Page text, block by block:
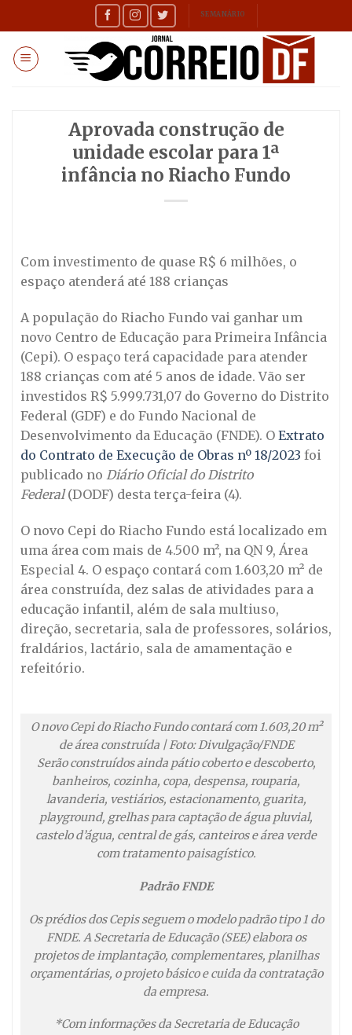
to
content
SEMANÁRIO
Aprovada construção de
unidade escolar para 1ª
infância no Riacho Fundo
Com investimento de quase R$ 6 milhões, o
espaço atenderá até 188 crianças
A população do Riacho Fundo vai ganhar um
novo Centro de Educação para Primeira Infância
(Cepi). O espaço terá capacidade para atender
188 crianças com até 5 anos de idade. Vão ser
investidos R$ 5.999.731,07 do Governo do Distrito
Federal (GDF) e do Fundo Nacional de
Desenvolvimento da Educação (FNDE). O Extrato
do Contrato de Execução de Obras nº 18/2023 foi
publicado no Diário Oficial do Distrito
Federal(DODF) desta terça-feira (4).
O novo Cepi do Riacho Fundo está localizado em
uma área com mais de 4.500 m², na QN 9, Área
Especial 4. O espaço contará com 1.603,20 m² de
área construída, dez salas de atividades para a
educação infantil, além de sala multiuso,
direção, secretaria, sala de professores, solários,
fraldários, lactário, sala de amamentação e
refeitório.
O novo Cepi do Riacho Fundo contará com 1.603,20 m²
de área construída | Foto: Divulgação/FNDE
Serão construídos ainda pátio coberto e descoberto,
banheiros, cozinha, copa, despensa, rouparia,
lavanderia, vestiários, estacionamento, guarita,
playground, grelhas para captação de água pluvial,
castelo d’água, central de gás, canteiros e área verde
com tratamento paisagístico.
Padrão FNDE
Os prédios dos Cepis seguem o modelo padrão tipo 1 do
FNDE. A Secretaria de Educação (SEE) elabora os
projetos de implantação, complementares, planilhas
orçamentárias, o projeto básico e cuida da contratação
da empresa.
*Com informações da Secretaria de Educação